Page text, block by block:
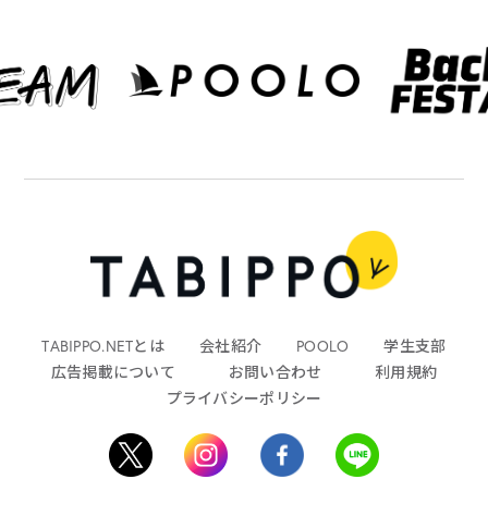
TABIPPO.NETとは 会社紹介 POOLO
学生支部
広告掲載について
お問い合わせ
利用規約
プライバシーポリシー